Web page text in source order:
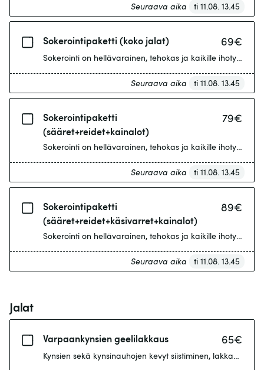
Seuraava aika ti 11.08. 13.45
Sokerointipaketti (koko jalat) 69€
Sokerointi on hellävarainen, tehokas ja kaikille
Seuraava aika ti 11.08. 13.45
Sokerointipaketti
(sääret+reidet+kainalot)
79€
Sokerointi on hellävarainen, tehokas ja kaikille
Seuraava aika ti 11.08. 13.45
Sokerointipaketti
(sääret+reidet+käsivarret+kainalot)
89€
Sokerointi on hellävarainen, tehokas ja kaikille
Seuraava aika ti 11.08. 13.45
Jalat
Varpaankynsien geelilakkaus 65€